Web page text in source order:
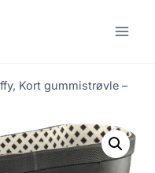
Kort gummistrøvle –